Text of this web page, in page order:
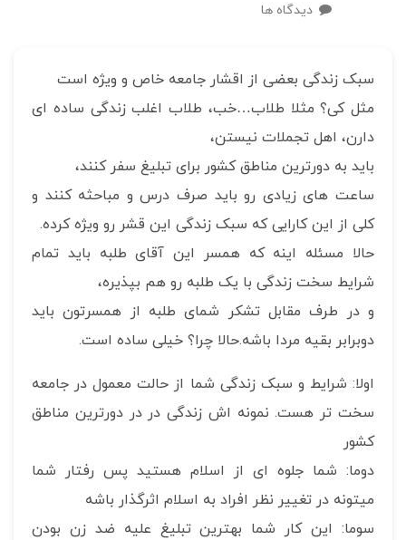
دیدگاه ها
سبک زندگی بعضی از اقشار جامعه خاص و ویژه است
مثل کی؟ مثلا طلاب…خب، طلاب اغلب زندگی ساده ای
دارن، اهل تجملات نیستن،
باید به دورترین مناطق کشور برای تبلیغ سفر کنند،
ساعت های زیادی رو باید صرف درس و مباحثه کنند و
کلی از این کارایی که سبک زندگی این قشر رو ویژه کرده.
حالا مسئله اینه که همسر این آقای طلبه باید تمام
شرایط سخت زندگی با یک طلبه رو هم بپذیره،
و در طرف مقابل تشکر شمای طلبه از همسرتون باید
دوبرابر بقیه مردا باشه.حالا چرا؟ خیلی ساده است.
اولا: شرایط و سبک زندگی شما از حالت معمول در جامعه
سخت تر هست. نمونه اش زندگی در در دورترین مناطق
کشور
دوما: شما جلوه ای از اسلام هستید پس رفتار شما
میتونه در تغییر نظر افراد به اسلام اثرگذار باشه
سوما: این کار شما بهترین تبلیغ علیه ضد زن بودن